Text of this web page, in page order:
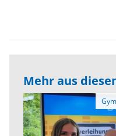
Mehr aus